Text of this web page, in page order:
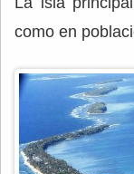
como en